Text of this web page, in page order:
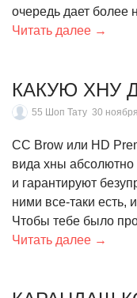
очередь дает более
Читать далее →
КАКУЮ ХНУ
55 Шоп Тату 30
CC Brow или HD
вида хны
и гарантируют
ними все-таки есть,
Чтобы тебе было
Читать далее →